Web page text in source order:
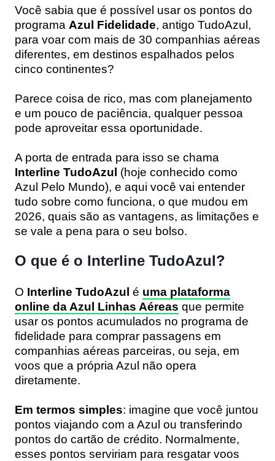
Você sabia que é possível usar os pontos do
programa Azul Fidelidade, antigo TudoAzul,
para voar com mais de 30 companhias aéreas
diferentes, em destinos espalhados pelos
cinco continentes?
Parece coisa de rico, mas com planejamento
e um pouco de paciência, qualquer pessoa
pode aproveitar essa oportunidade.
A porta de entrada para isso se chama
Interline TudoAzul (hoje conhecido como
Azul Pelo Mundo), e aqui você vai entender
tudo sobre como funciona, o que mudou em
2026, quais são as vantagens, as limitações e
se vale a pena para o seu bolso.
O que é o Interline TudoAzul?
O Interline TudoAzul é uma plataforma
online da Azul Linhas Aéreas que permite
usar os pontos acumulados no programa de
fidelidade para comprar passagens em
companhias aéreas parceiras, ou seja, em
voos que a própria Azul não opera
diretamente.
Em termos simples: imagine que você juntou
pontos viajando com a Azul ou transferindo
pontos do cartão de crédito. Normalmente,
esses pontos serviriam para resgatar voos